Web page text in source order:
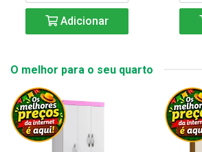
Adicionar
O melhor para o seu quarto